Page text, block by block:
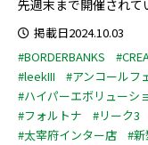
先週末まで開催されて
掲載日2024.10.03
#BORDERBANKS
#leekIII
#アンコールフ
#ハイパーエボリューシ
#フォルトナ
#リーク3
#太宰府インター店
#